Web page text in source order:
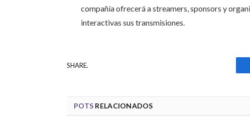
compañía ofrecerá a streamers, sponsors y
interactivas sus transmisiones.
SHARE.
POTS RELACIONADOS